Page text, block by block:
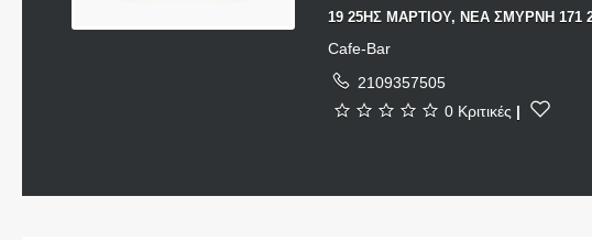
19 25ΗΣ ΜΑΡΤΙΟΥ, ΝΕΑ ΣΜΥΡΝΗ 171
Cafe-Bar
2109357505
0 Κριτικές |